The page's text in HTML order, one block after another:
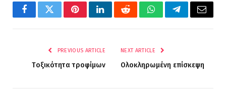
FacebookTwitterPinterestLinkedInRedditWhatsAppTelegramEmail
PREVIOUS ARTICLE
Tοξικότητα τροφίμων
NEXT ARTICLE
Ολοκληρωμένη επίσκεψη